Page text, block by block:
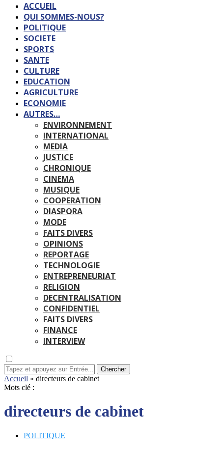
ACCUEIL
QUI SOMMES-NOUS?
POLITIQUE
SOCIETE
SPORTS
SANTE
CULTURE
EDUCATION
AGRICULTURE
ECONOMIE
AUTRES…
ENVIRONNEMENT
INTERNATIONAL
MEDIA
JUSTICE
CHRONIQUE
CINEMA
MUSIQUE
COOPERATION
DIASPORA
MODE
FAITS DIVERS
OPINIONS
REPORTAGE
TECHNOLOGIE
ENTREPRENEURIAT
RELIGION
DECENTRALISATION
CONFIDENTIEL
FAITS DIVERS
FINANCE
INTERVIEW
Chercher
Accueil » directeurs de cabinet
Mots clé :
directeurs de cabinet
POLITIQUE